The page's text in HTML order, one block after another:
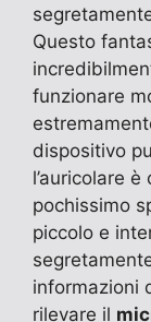
Questo
funzionare
dispositivo
l’auricolare
pochissimo
piccolo e
informazioni
rilevare il